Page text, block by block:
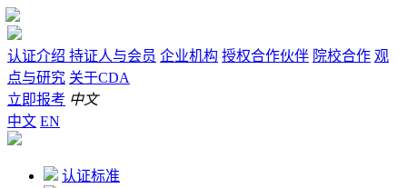
认证介绍 持证人与会员 企业机构 授权合作伙伴 院校合作 观
点与研究 关于CDA
立即报考 中文
中文 EN
认证标准